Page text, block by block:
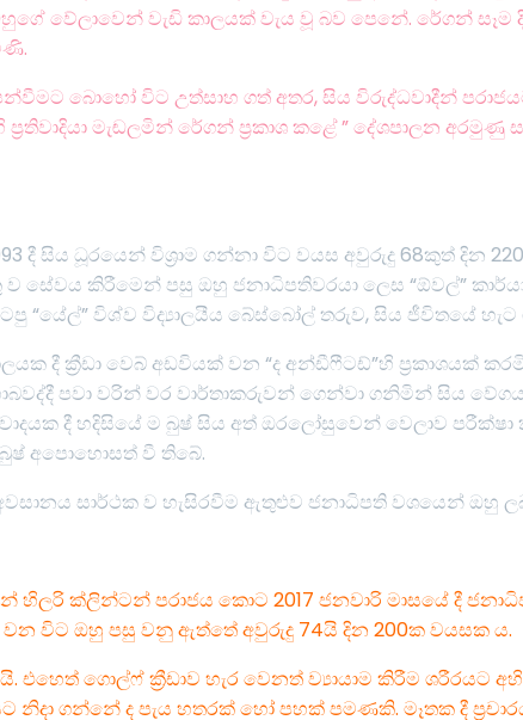
වේලාවෙන් වැඩි කාලයක් වැය වූ බව පෙනේ. රේගන් සෑම
බොහෝ විට උත්සාහ ගත් අතර, සිය විරුද්ධවාදීන්
මැඬලමින් රේගන් ප්‍රකාශ කළේ ” දේශපාලන අරමුණු
දී සිය ධූරයෙන් විශ්‍රාම ගන්නා විට වයස අවුරුදු 68කුත් දින
කිරීමෙන් පසු ඔහු ජනාධිපතිවරයා ලෙස “ඕවල්”
“යේල්” විශ්ව විද්‍යාලයීය බේස්බෝල් තරුව, සිය ජීවිතයේ
දී ක්‍රීඩා වෙබ් අඩවියක් වන “ද අන්ඩීෆීටඩ්”හි ප්‍රකාශයක්
පවා වරින් වර වාර්තාකරුවන් ගෙන්වා ගනිමින් සිය
දී හදිසියේ ම බුෂ් සිය අත් ඔරලෝසුවෙන් වෙලාව
අපොහොසත් වී තිබේ.
සාර්ථක ව හැසිරවීම ඇතුළුව ජනාධිපති වශයෙන්
හිලරි ක්ලින්ටන් පරාජය කොට 2017 ජනවාරි මාසයේ දී
විට ඔහු පසු වනු ඇත්තේ අවුරුදු 74යි දින 200ක වයසක ය.
ගොල්ෆ් ක්‍රීඩාව හැර වෙනත් ව්‍යායාම කිරීම ශරීරයට
නිදා ගන්නේ ද පැය හතරක් හෝ පහක් පමණකි. මෑතක දී